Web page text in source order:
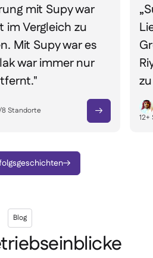
mit Supy war
im Vergleich zu
Mit Supy war es
war immer nur
8Standorte 
12+

Blog